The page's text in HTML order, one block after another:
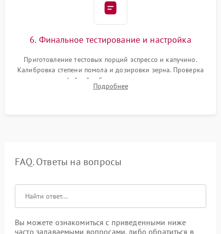
6. Финальное тестирование и настройка
Приготовление тестовых порций эспрессо и капучино.
Калибровка степени помола и дозировки зерна. Проверка
плотности кофейной таблетки, температуры напитка и
качества молочной пены. Контроль отсутствия посторонних
Подробнее
FAQ. Ответы на вопросы
Вы можете ознакомиться с приведенными ниже
часто задаваемыми вопросами, либо обратиться в